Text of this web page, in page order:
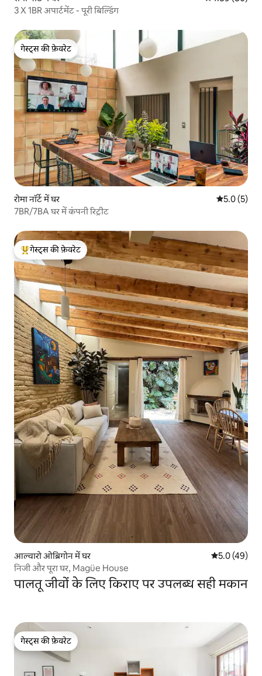
3 X 1BR अपार्टमेंट - पूरी बिल्डिंग
गेस्ट्स की फ़ेवरेट
गेस्ट्स की फ़ेवरेट
रोमा नॉर्टे में घर औसत रेटिंग 5
5.0 (5)
7BR/7BA घर में कंपनी रिट्रीट
गेस्ट्स का टॉप फ़ेवरेट
गेस्ट्स की फ़ेवरेट
आल्वारो ओब्रिगोन में घर औसत रेटिंग 5
5.0 (49)
निजी और पूरा घर, Magüe House
पालतू जीवों के लिए किराए पर उपलब्ध सही मकान
गेस्ट्स की फ़ेवरेट
गेस्ट्स की फ़ेवरेट